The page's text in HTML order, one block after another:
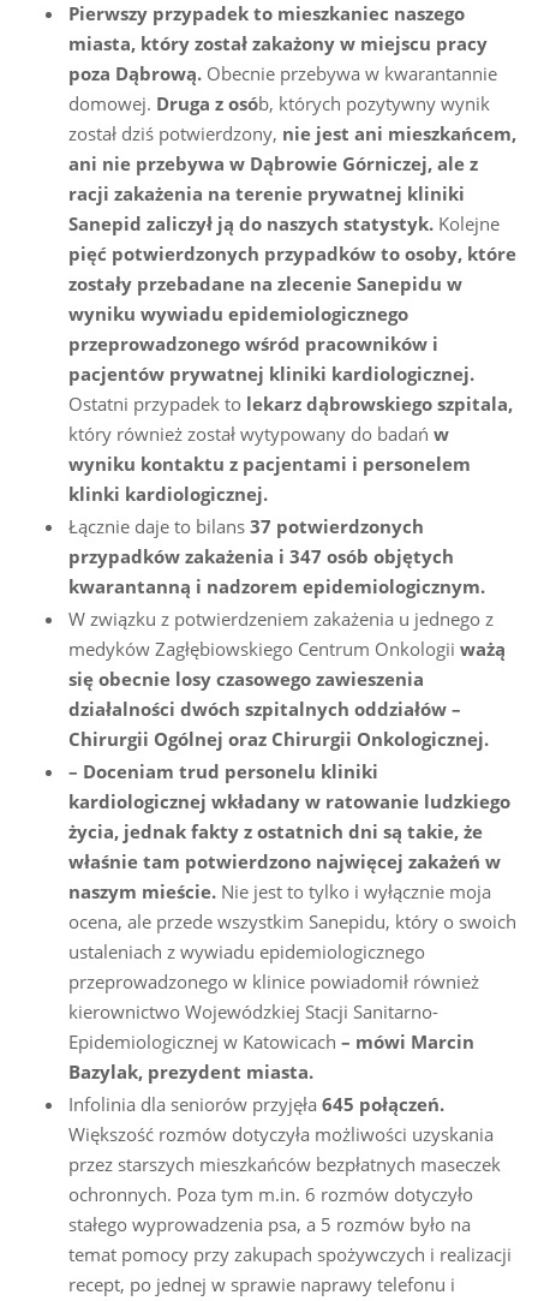
Pierwszy przypadek to mieszkaniec naszego
miasta, który został zakażony w miejscu pracy
poza Dąbrową. Obecnie przebywa w kwarantannie
domowej. Druga z osób, których pozytywny wynik
został dziś potwierdzony, nie jest ani mieszkańcem,
ani nie przebywa w Dąbrowie Górniczej, ale z
racji zakażenia na terenie prywatnej kliniki
Sanepid zaliczył ją do naszych statystyk. Kolejne
pięć potwierdzonych przypadków to osoby, które
zostały przebadane na zlecenie Sanepidu w
wyniku wywiadu epidemiologicznego
przeprowadzonego wśród pracowników i
pacjentów prywatnej kliniki kardiologicznej.
Ostatni przypadek to lekarz dąbrowskiego szpitala,
który również został wytypowany do badań w
wyniku kontaktu z pacjentami i personelem
klinki kardiologicznej.
Łącznie daje to bilans 37 potwierdzonych
przypadków zakażenia i 347 osób objętych
kwarantanną i nadzorem epidemiologicznym.
W związku z potwierdzeniem zakażenia u jednego z
medyków Zagłębiowskiego Centrum Onkologii ważą
się obecnie losy czasowego zawieszenia
działalności dwóch szpitalnych oddziałów –
Chirurgii Ogólnej oraz Chirurgii Onkologicznej.
– Doceniam trud personelu kliniki
kardiologicznej wkładany w ratowanie ludzkiego
życia, jednak fakty z ostatnich dni są takie, że
właśnie tam potwierdzono najwięcej zakażeń w
naszym mieście. Nie jest to tylko i wyłącznie moja
ocena, ale przede wszystkim Sanepidu, który o swoich
ustaleniach z wywiadu epidemiologicznego
przeprowadzonego w klinice powiadomił również
kierownictwo Wojewódzkiej Stacji Sanitarno-
Epidemiologicznej w Katowicach – mówi Marcin
Bazylak, prezydent miasta.
Infolinia dla seniorów przyjęła 645 połączeń.
Większość rozmów dotyczyła możliwości uzyskania
przez starszych mieszkańców bezpłatnych maseczek
ochronnych. Poza tym m.in. 6 rozmów dotyczyło
stałego wyprowadzenia psa, a 5 rozmów było na
temat pomocy przy zakupach spożywczych i realizacji
recept, po jednej w sprawie naprawy telefonu i